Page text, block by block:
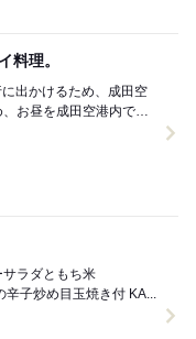
料理。
LAB&STICKY RICR 1,150yen 鶏挽肉とバジルの辛子炒め目玉焼き付 KA...